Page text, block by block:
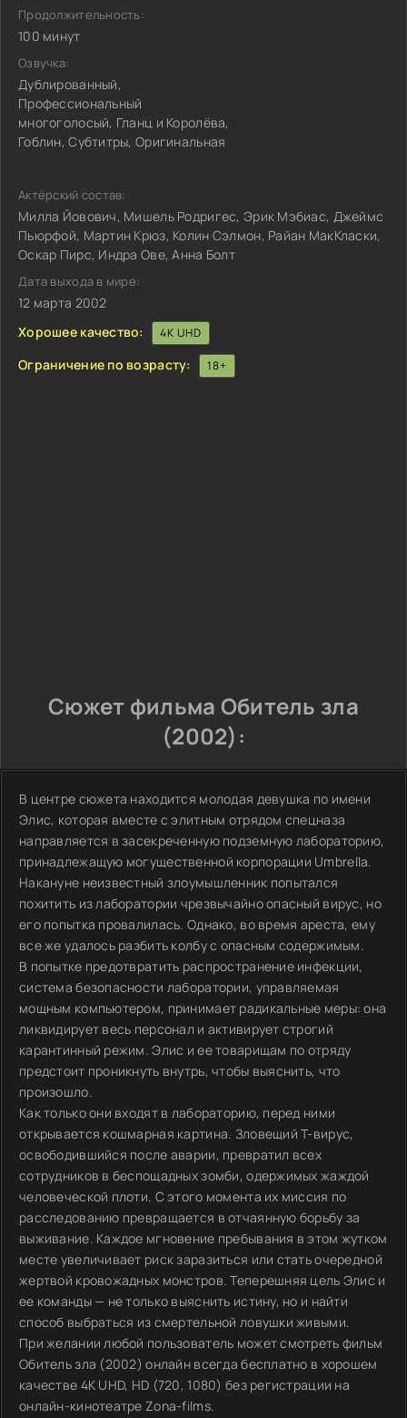
Продолжительность:
100 минут
Озвучка:
Дублированный,
Профессиональный
многоголосый, Гланц и Королёва,
Гоблин, Субтитры, Оригинальная
Актёрский состав:
Милла Йовович, Мишель Родригес, Эрик Мэбиас, Джеймс
Пьюрфой, Мартин Крюз, Колин Сэлмон, Райан МакКласки,
Оскар Пирс, Индра Ове, Анна Болт
Дата выхода в мире:
12 марта 2002
Хорошее качество:
4K UHD
Ограничение по возрасту: 18+
Сюжет фильма Обитель зла
(2002):
В центре сюжета находится молодая девушка по имени
Элис, которая вместе с элитным отрядом спецназа
направляется в засекреченную подземную лабораторию,
принадлежащую могущественной корпорации Umbrella.
Накануне неизвестный злоумышленник попытался
похитить из лаборатории чрезвычайно опасный вирус, но
его попытка провалилась. Однако, во время ареста, ему
все же удалось разбить колбу с опасным содержимым.
В попытке предотвратить распространение инфекции,
система безопасности лаборатории, управляемая
мощным компьютером, принимает радикальные меры: она
ликвидирует весь персонал и активирует строгий
карантинный режим. Элис и ее товарищам по отряду
предстоит проникнуть внутрь, чтобы выяснить, что
произошло.
Как только они входят в лабораторию, перед ними
открывается кошмарная картина. Зловещий Т-вирус,
освободившийся после аварии, превратил всех
сотрудников в беспощадных зомби, одержимых жаждой
человеческой плоти. С этого момента их миссия по
расследованию превращается в отчаянную борьбу за
выживание. Каждое мгновение пребывания в этом жутком
месте увеличивает риск заразиться или стать очередной
жертвой кровожадных монстров. Теперешняя цель Элис и
ее команды — не только выяснить истину, но и найти
способ выбраться из смертельной ловушки живыми.
При желании любой пользователь может смотреть фильм
Обитель зла (2002) онлайн всегда бесплатно в хорошем
качестве 4K UHD, HD (720, 1080) без регистрации на
онлайн-кинотеатре Zona-films.